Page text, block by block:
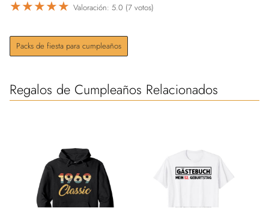
★★★★★ Valoración: 5.0 (7 votos)
Packs de fiesta para cumpleaños
Regalos de Cumpleaños Relacionados